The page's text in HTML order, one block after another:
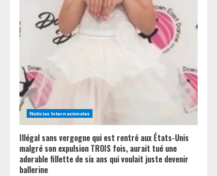
Noticias Internacionales
Illégal sans vergogne qui est rentré aux États-Unis
malgré son expulsion TROIS fois, aurait tué une
adorable fillette de six ans qui voulait juste devenir
ballerine